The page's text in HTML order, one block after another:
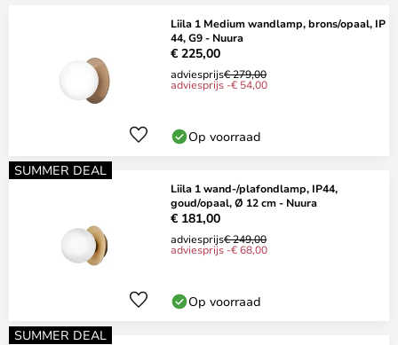
Liila 1 Medium wandlamp, brons/opaal, IP
44, G9 - Nuura
€ 225,00
adviesprijs€ 279,00
adviesprijs -€ 54,00
Op voorraad
SUMMER DEAL
Liila 1 wand-/plafondlamp, IP44,
goud/opaal, Ø 12 cm - Nuura
€ 181,00
adviesprijs€ 249,00
adviesprijs -€ 68,00
Op voorraad
SUMMER DEAL